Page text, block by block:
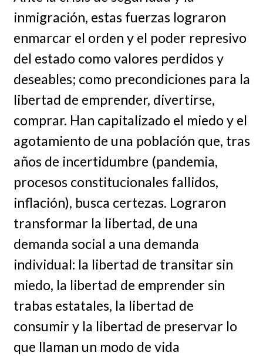
inmigración, estas fuerzas lograron
enmarcar el orden y el poder represivo
del estado como valores perdidos y
deseables; como precondiciones para la
libertad de emprender, divertirse,
comprar. Han capitalizado el miedo y el
agotamiento de una población que, tras
años de incertidumbre (pandemia,
procesos constitucionales fallidos,
inflación), busca certezas. Lograron
transformar la libertad, de una
demanda social a una demanda
individual: la libertad de transitar sin
miedo, la libertad de emprender sin
trabas estatales, la libertad de
consumir y la libertad de preservar lo
que llaman un modo de vida